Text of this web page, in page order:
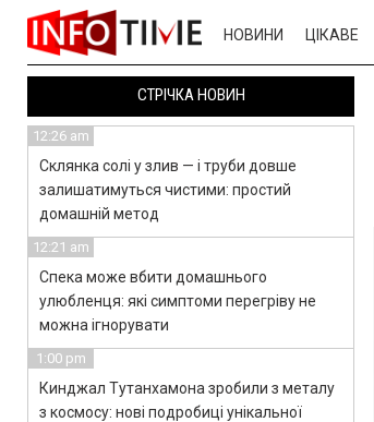
НОВИНИ ЦІКАВЕ
СТРІЧКА НОВИН
12:26 am
Склянка солі у злив — і труби довше
залишатимуться чистими: простий
домашній метод
12:21 am
Спека може вбити домашнього
улюбленця: які симптоми перегріву не
можна ігнорувати
1:00 pm
Кинджал Тутанхамона зробили з металу
з космосу: нові подробиці унікальної